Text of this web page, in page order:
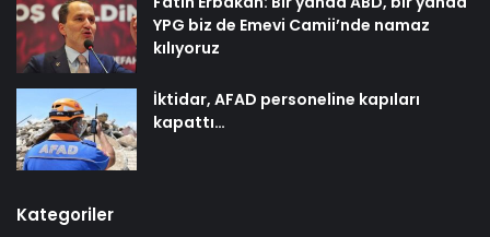
YPG biz de Emevi Camii’nde namaz
kılıyoruz
İktidar, AFAD personeline kapıları
kapattı…
Kategoriler